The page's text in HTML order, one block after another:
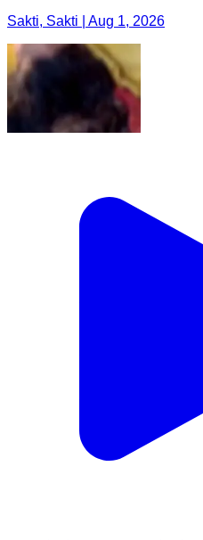
Sakti, Sakti | Aug 1, 2026